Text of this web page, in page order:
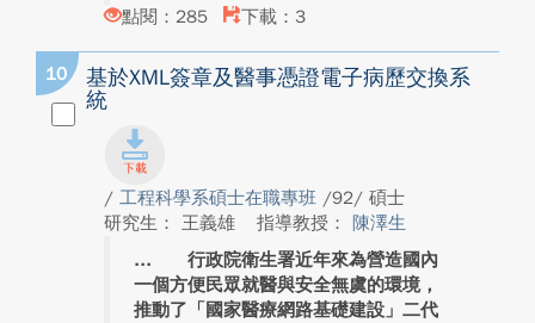
點閱：285
下載：3
10
基於XML簽章及醫事憑證電子病歷交換系
統
/ 工程科學系碩士在職專班 /92/ 碩士
研究生： 王義雄
指導教授： 陳澤生
行政院衛生署近年來為營造國內
一個方便民眾就醫與安全無虞的環境，
推動了「國家醫療網路基礎建設」二代